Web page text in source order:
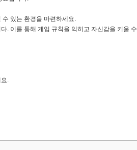
있는 환경을 마련하세요.
. 이를 통해 게임 규칙을 익히고 자신감을 키울 수
.